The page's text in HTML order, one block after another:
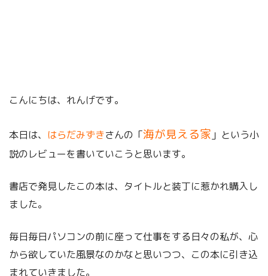
こんにちは、れんげです。
本日は、 はらだみずきさんの「海が見える家 」という小
説のレビューを書いていこうと思います。
書店で発見したこの本は、タイトルと装丁に惹かれ購入し
ました。
毎日毎日パソコンの前に座って仕事をする日々の私が、心
から欲していた風景なのかなと思いつつ、この本に引き込
まれていきました。